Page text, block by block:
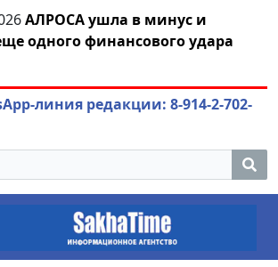
АЛРОСА ушла в минус и
одного финансового удара
линия редакции: 8-914-2-702-